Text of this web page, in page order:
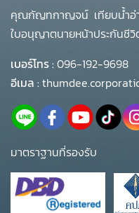
คุณกัญทกาญจน์ เทียบน้ำอ่
ใบอนุญาตนายหน้าประกันชี
เบอร์โทร :096-192-9698
อีเมล :
มาตราฐานที่รองรับ